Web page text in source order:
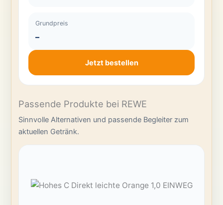
Grundpreis
–
Jetzt bestellen
Passende Produkte bei REWE
Sinnvolle Alternativen und passende Begleiter zum
aktuellen Getränk.